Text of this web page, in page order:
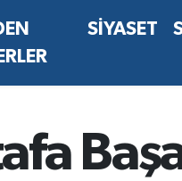
SİYASET